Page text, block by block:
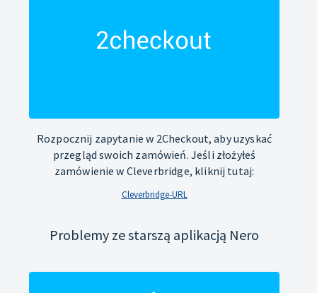
Rozpocznij zapytanie w 2Checkout, aby uzyskać
przegląd swoich zamówień. Jeśli złożyłeś
zamówienie w Cleverbridge, kliknij tutaj:
Cleverbridge-URL
Problemy ze starszą aplikacją Nero